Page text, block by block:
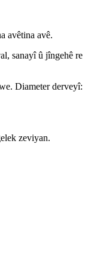
avêtina avê.
sanayî û jîngehê re
Diameter derveyî:
zeviyan.